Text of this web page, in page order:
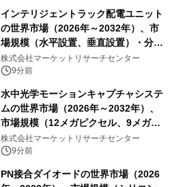
インテリジェントラック配電ユニット
の世界市場（2026年～2032年）、市
場規模（水平設置、垂直設置）・分析
レポートを発表
株式会社マーケットリサーチセンター
9分前
水中光学モーションキャプチャシステ
ムの世界市場（2026年～2032年）、
市場規模（12メガピクセル、9メガピ
クセル、4メガピクセル、2メガピクセ
ル、その他）・分析レポートを発表
株式会社マーケットリサーチセンター
9分前
PN接合ダイオードの世界市場（2026